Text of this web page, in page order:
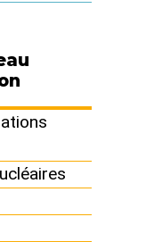
c’est
et enjeux de Cigéo
ce projet